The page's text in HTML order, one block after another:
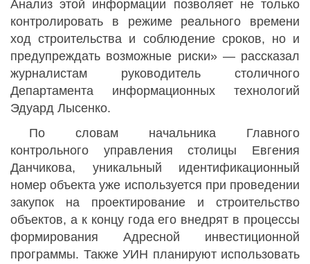
Анализ этой информации позволяет не только
контролировать в режиме реального времени
ход строительства и соблюдение сроков, но и
предупреждать возможные риски» — рассказал
журналистам руководитель столичного
Департамента информационных технологий
Эдуард Лысенко.
По словам начальника Главного
контрольного управления столицы Евгения
Данчикова, уникальный идентификационный
номер объекта уже используется при проведении
закупок на проектирование и строительство
объектов, а к концу года его внедрят в процессы
формирования Адресной инвестиционной
программы. Также УИН планируют использовать